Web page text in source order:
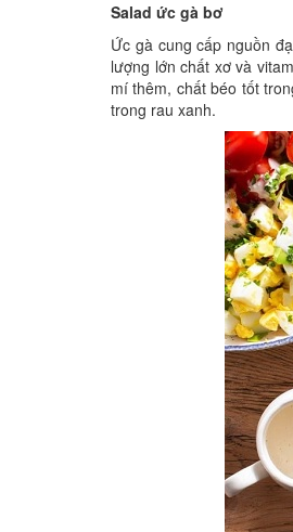
Salad ức gà bơ
Ức gà cung cấp nguồn
lượng lớn chất xơ và
mí thêm, chất béo tốt
trong rau xanh.